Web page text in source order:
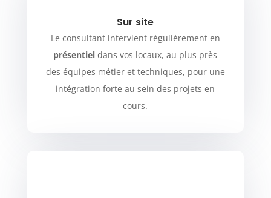
Sur site
Le consultant intervient régulièrement en
présentiel dans vos locaux, au plus près
des équipes métier et techniques, pour une
intégration forte au sein des projets en
cours.